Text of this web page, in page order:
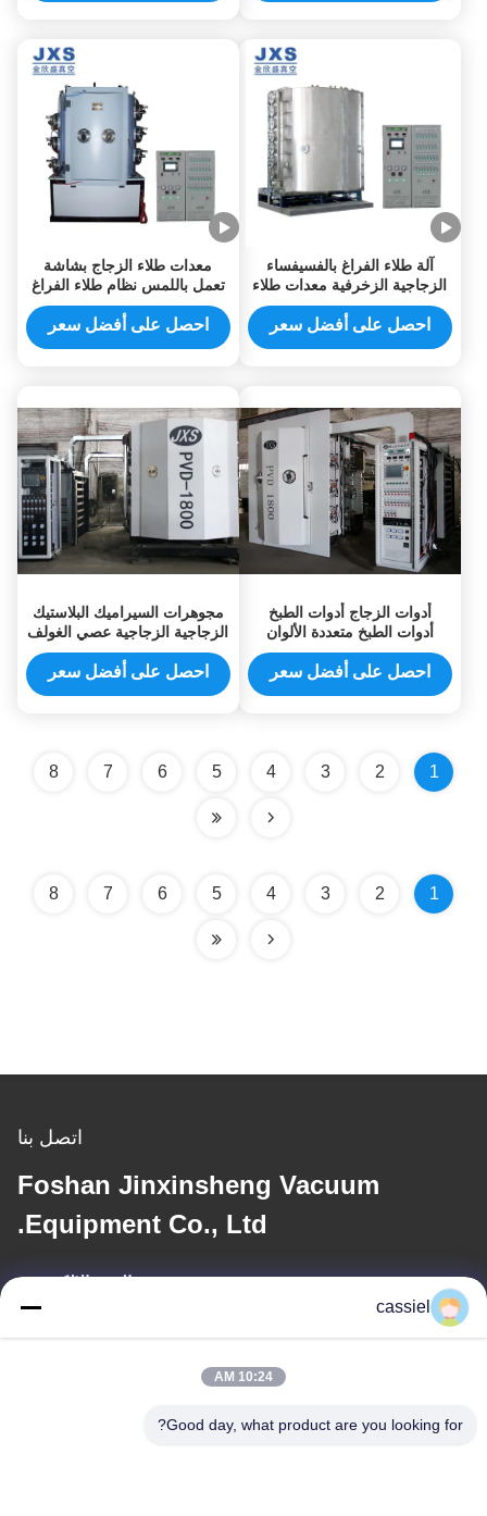
آلة طلاء الفراغ بالفسيفساء
الزجاجية الزخرفية معدات طلاء
Pvd
احصل على أفضل سعر
معدات طلاء الزجاج بشاشة
تعمل باللمس نظام طلاء الفراغ
بالفسيفساء
احصل على أفضل سعر
أدوات الزجاج أدوات الطبخ
أدوات الطبخ متعددة الألوان
احصل على أفضل سعر
مجوهرات السيراميك البلاستيك
الزجاجية الزجاجية عصي الغولف
PVD آلة طلاء الفراغ
احصل على أفضل سعر
1
2
3
4
5
6
7
8
1
2
3
4
5
6
7
8
اتصل بنا
Foshan Jinxinsheng Vacuum
Equipment Co., Ltd.
البريد الإلكتروني
cassiel
10:24 AM
Good day, what product are you looking for?